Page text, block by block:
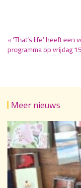
« ‘That’s life’ heeft een
programma op vrijdag
Meer nieuws